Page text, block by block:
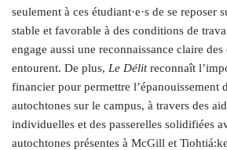
seulement à ces étudiant·e·s de se reposer
stable et favorable à des conditions de
engage aussi une reconnaissance claire
entourent. De plus, Le Délitreconnaît
financier pour permettre l’épanouissement
autochtones sur le campus, à travers des
individuelles et des passerelles solidifiées
autochtones présentes à McGill et